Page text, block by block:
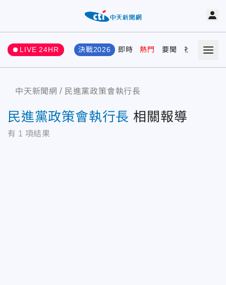
LIVE 24HR 決戰2026 即時 熱門 要聞 社會 娛樂
中天新聞網 民進黨政策會執行長
民進黨政策會執行長 相關報導
有 1 項結果